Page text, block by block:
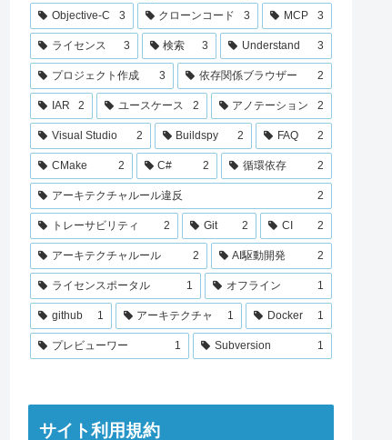
Objective-C 3 クローンコード 3 MCP 3
ライセンス 3 検索 3 Understand 3
プロジェクト作成 3 依存関係ブラウザー 2
IAR 2 ユースケース 2 アノテーション 2
Visual Studio 2 Buildspy 2 FAQ 2
CMake 2 C# 2 循環依存 2
アーキテクチャルール違反 2
トレーサビリティ 2 Git 2 CI 2
アーキテクチャルール 2 AI駆動開発 2
ライセンスポータル 1 オフライン 1
github 1 アーキテクチャ 1 Docker 1
プレビューワー 1 Subversion 1
サイト利用規約